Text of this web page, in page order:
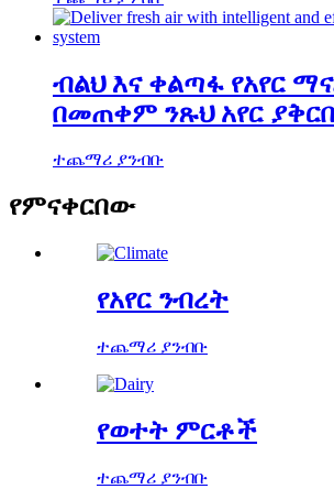
ብልህ እና ቀልጣፋ የአየር
በመጠቀም ንጹህ አየር
ተጨማሪ ያንብቡ
የምናቀርበው
የአየር ንብረት
ተጨማሪ ያንብቡ
የወተት ምርቶች
ተጨማሪ ያንብቡ